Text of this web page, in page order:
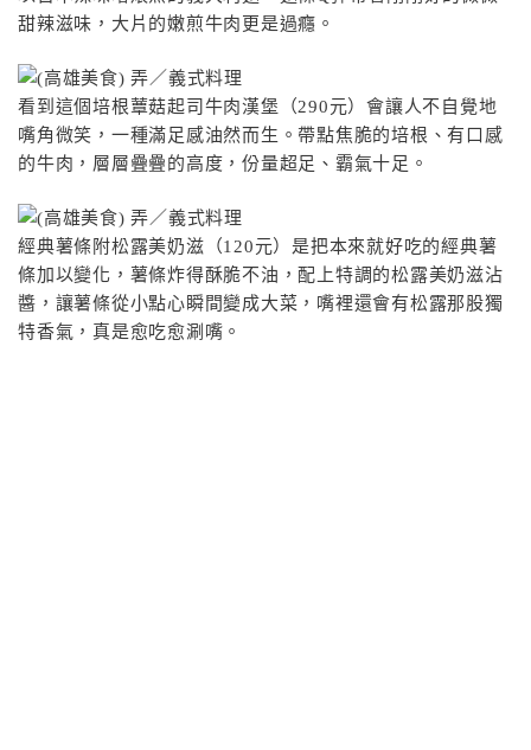
甜辣滋味，大片的嫩煎牛肉更是過癮。
看到這個培根蕈菇起司牛肉漢堡（290元）會讓人不自覺地
嘴角微笑，一種滿足感油然而生。帶點焦脆的培根、有口感
的牛肉，層層疊疊的高度，份量超足、霸氣十足。
經典薯條附松露美奶滋（120元）是把本來就好吃的經典薯
條加以變化，薯條炸得酥脆不油，配上特調的松露美奶滋沾
醬，讓薯條從小點心瞬間變成大菜，嘴裡還會有松露那股獨
特香氣，真是愈吃愈涮嘴。